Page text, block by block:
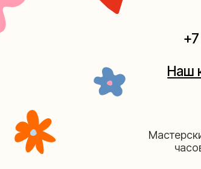
Мастерские
Москва, ул.Плющиха, дом 42(как